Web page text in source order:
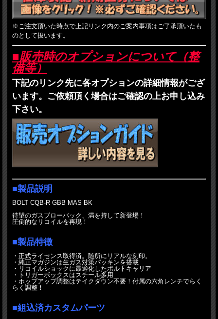
・入荷が数割れになった場合は、受注順に割り当てを行います。
・入荷が数割れの場合かつ、割り当てを受けられなかった方のご予約品は、次回以
降の再入荷にて出荷を行います。特にメーカー生産完了後のご予約は数量の調整が
出来ませんので、確実に手に入れたい場合はお早めにご予約を頂いたほうが確率は
高まります。（一部メーカーを除く）
販売時、着日指定はお受けできません。
発売後のご依頼はお受け致します。
・お支払は、銀行振込、代金引換、Paypalが選択可能ですが、ご予約品に関しては
到着時支払いの代金引換をお勧めいたします。
・ご予約品と通常の在庫品を一緒にお買上げ頂くことは基本的にご遠慮ください。
どうしても必要な場合も分納はお受けしません。すべて揃ってからの発送になりま
す。また、途中キャンセルもお受けできなくなります。
お支払方法もこの場合は代金引換はご利用できません。前払いのお支払方法をご選
択ください。
発売日の違うご予約品を複数種類ご予約頂くことはご遠慮ください。同一の発売
予定日でまとめてご注文をお願いします。
・商品ページ記載の納期区分は発売後のものになります。
・新製品に整備他、カスタムオプションが設定されており、申し込みをされた場合
は納期は作業の分遅れます。整備納期については、製品発売時の状況によって変わ
ります。尚、その時の状況をお知りになりたい場合はお問い合わせよりご連絡くだ
・その他何か問題が生じた場合はその都度対応を決めさせて頂きたいと思います。
※ご注文頂いた時点で上記リンク内のご案内事項はご了承頂いたも
のとして扱います。
■販売時のオプションについて（整
備等）
下記のリンク先に各オプションの詳細情報がござ
います。ご依頼頂く場合はご確認の上お申し込み
下さい。
■製品説明
BOLT CQB-R GBB MAS BK
待望のガスブローバック、満を持して新登場！
圧倒的なリコイルを再現！
■製品特徴
・正式ライセンス取得済。随所にリアルな刻印。
・純正マガジンは生ガス対策パッキンを搭載
・リコイルショックに最適化したボルトキャリア
・トリガーボックスはスチール多用
・ホップアップ調整はテイクダウン不要！付属の六角レンチでらく
らく調整！
■組込済カスタムパーツ